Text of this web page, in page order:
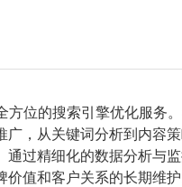
方位的搜索引擎优化服务
，从关键词分析到内容
过精细化的数据分析
值和客户关系的长期